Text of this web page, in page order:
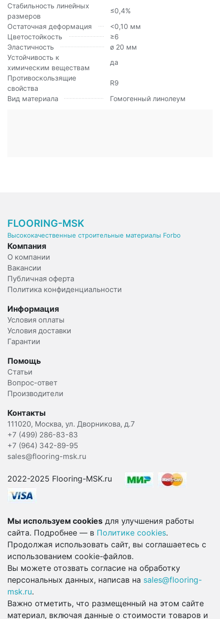
Стабильность линейных
размеров
≤0,4%
Остаточная деформация
<0,10 мм
Цветостойкость
≥6
Эластичность
ø 20 мм
Устойчивость к
химическим веществам
да
Противоскользящие
свойства
R9
Вид материала
Гомогенный линолеум
FLOORING-MSK
Высококачественные строительные материалы Forbo
Компания
О компании
Вакансии
Публичная оферта
Политика конфиденциальности
Информация
Условия оплаты
Условия доставки
Гарантии
Помощь
Статьи
Вопрос-ответ
Производители
Контакты
111020, Москва, ул. Дворникова, д.7
+7 (499) 286-83-83
+7 (964) 342-89-95
sales@flooring-msk.ru
2022-2025 Flooring-MSK.ru
Мы используем cookies для улучшения работы
сайта. Подробнее — в Политике cookies.
Продолжая использовать сайт, вы соглашаетесь с
использованием cookie-файлов.
Вы можете отозвать согласие на обработку
персональных данных, написав на sales@flooring-
msk.ru.
Важно отметить, что размещенный на этом сайте
материал, включая данные о стоимости товаров и